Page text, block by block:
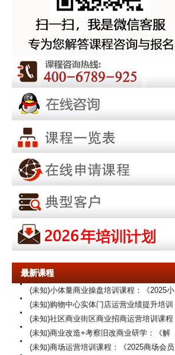
最新课程
(未知)小体量商业操盘培训课程：《2025小
(未知)购物中心实体门店运营业绩提升培训
(未知)社区商业街区商业招商运营培训课程
(未知)商业改造+考察旧改商业研学：《解
(未知)商场运营培训课程：《2025商场会员